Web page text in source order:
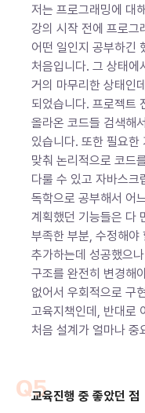
저는 프로그래밍에 대
강의 시작 전에 프로그
어떤 일인지 공부하긴
처음입니다. 그 상태
거의 마무리한 상태인
되었습니다. 프로젝트
올라온 코드들 검색해
있습니다. 또한 필요
맞춰 논리적으로 코드
다룰 수 있고 자바스
독학으로 공부해서 어
계획했던 기능들은 다
부족한 부분, 수정해야
추가하는데 성공했으
구조를 완전히 변경해
없어서 우회적으로 구
고육지책인데, 반대로
처음 설계가 얼마나 중
Q5교육진행 중 좋았던 점